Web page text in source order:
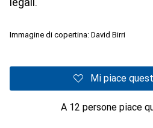
Immagine di copertina: David Birri
Mi piace
A 12 persone piace